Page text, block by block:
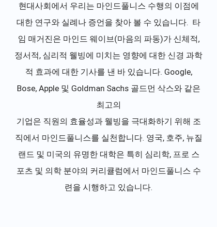
현대사회에서 우리는 마인드풀니스 수행의 이점에
대한 연구와 실례나 증언을 찾아 볼 수 있습니다. 타
임 매거진은 마인드 웨이브(마음의 파동)가 신체적,
정서적, 심리적 웰빙에 미치는 영향에 대한 신경 과학
적 효과에 대한 기사를 낸 바 있습니다. Google,
Bose, Apple 및 Goldman Sachs 골드먼 삭스와 같은
최고의
기업은 직원의 효율성과 웰빙을 극대화하기 위해 조
직에서 마인드풀니스를 실천합니다. 영국, 호주, 뉴질
랜드 및 미국의 유명한 대학은 특히 심리학, 프로 스
포츠 및 의학 분야의 커리큘럼에서 마인드풀니스 수
련을 시행하고 있습니다.